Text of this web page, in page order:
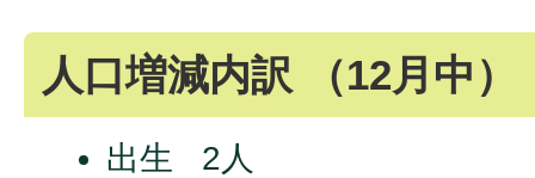
人口増減内訳 （12月中）
出生 2人